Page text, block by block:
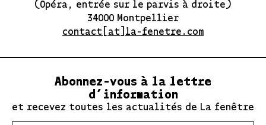
(Opéra, entrée sur le parvis à droite)
34000 Montpellier
contact[at]la-fenetre.com
Abonnez-vous à la lettre
d’information
et recevez toutes les actualités de La fenêtre